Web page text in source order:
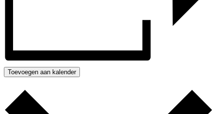
Toevoegen aan kalender